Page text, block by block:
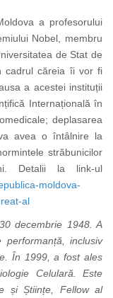
a profesorului
Nobel, membru
de Stat de
cadrul căreia îi vor fi
a acestei instituții
Internațională în
deplasarea
avea o întâlnire la
străbunicilor
Detalii la link-ul
moldova-
al
decembrie 1948. A
inclusiv
În 1999, a fost ales
Celulară. Este
și Științe, Fellow al